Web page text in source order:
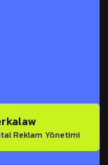
Reklam Yönetimi